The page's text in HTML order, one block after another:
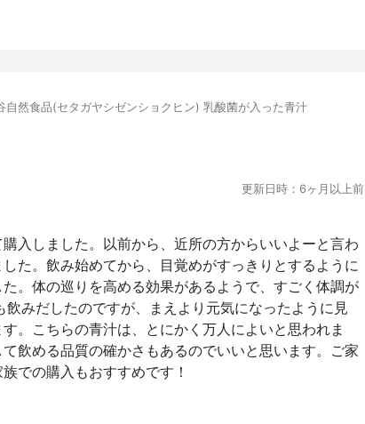
自然食品(セタガヤシゼンショクヒン) 乳酸菌が入った青汁
更新日時：6ヶ月以上前
入しました。以前から、近所の方からいいよーと言わ
た。飲み始めてから、目覚めがすっきりとするように
。体の巡りを高める効果があるようで、すごく体調が
みだしたのですが、まえより元気になったように見
。こちらの青汁は、とにかく万人によいと思われま
飲める品質の確かさもあるのでいいと思います。ご家
での購入もおすすめです！